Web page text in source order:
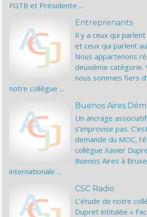
FGTB et Présidente ...
Entreprenants
Il y a ceux qui
et ceux qui parlent
Nous appartenons
deuxième catégorie.
nous sommes fiers
notre collègue ...
Buenos Aires
Un ancrage
s’improvise pas.
demande du MOC,
collègue Xavier
Buenos Aires à
internationale ...
CSC Radio
L’étude de notre
Dupret intitulée «